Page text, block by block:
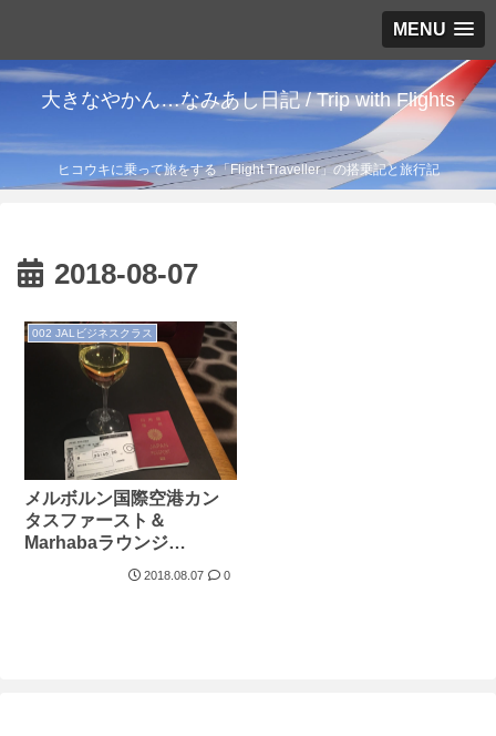
MENU
大きなやかん…なみあし日記 / Trip with Flights
ヒコウキに乗って旅をする「Flight Traveller」の搭乗記と旅行記
2018-08-07
002 JALビジネスクラス
メルボルン国際空港カン
タスファースト＆
Marhabaラウンジ
（2018.5.27）
2018.08.07 0